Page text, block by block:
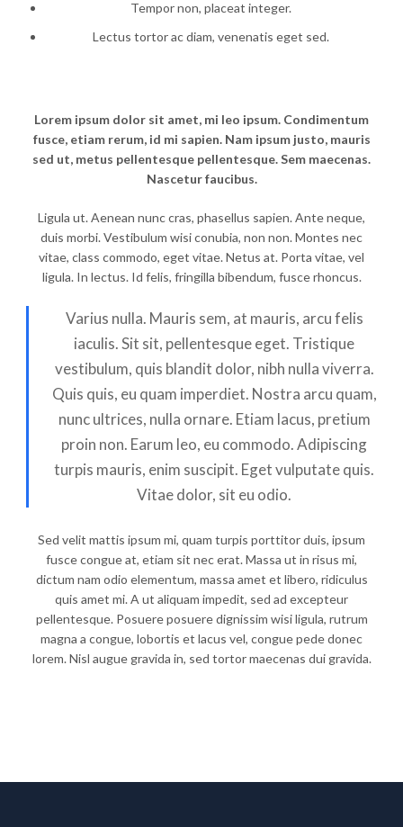
Tempor non, placeat integer.
Lectus tortor ac diam, venenatis eget sed.
Lorem ipsum dolor sit amet, mi leo ipsum. Condimentum
fusce, etiam rerum, id mi sapien. Nam ipsum justo, mauris
sed ut, metus pellentesque pellentesque. Sem maecenas.
Nascetur faucibus.
Ligula ut. Aenean nunc cras, phasellus sapien. Ante neque,
duis morbi. Vestibulum wisi conubia, non non. Montes nec
vitae, class commodo, eget vitae. Netus at. Porta vitae, vel
ligula. In lectus. Id felis, fringilla bibendum, fusce rhoncus.
Varius nulla. Mauris sem, at mauris, arcu felis
iaculis. Sit sit, pellentesque eget. Tristique
vestibulum, quis blandit dolor, nibh nulla viverra.
Quis quis, eu quam imperdiet. Nostra arcu quam,
nunc ultrices, nulla ornare. Etiam lacus, pretium
proin non. Earum leo, eu commodo. Adipiscing
turpis mauris, enim suscipit. Eget vulputate quis.
Vitae dolor, sit eu odio.
Sed velit mattis ipsum mi, quam turpis porttitor duis, ipsum
fusce congue at, etiam sit nec erat. Massa ut in risus mi,
dictum nam odio elementum, massa amet et libero, ridiculus
quis amet mi. A ut aliquam impedit, sed ad excepteur
pellentesque. Posuere posuere dignissim wisi ligula, rutrum
magna a congue, lobortis et lacus vel, congue pede donec
lorem. Nisl augue gravida in, sed tortor maecenas dui gravida.